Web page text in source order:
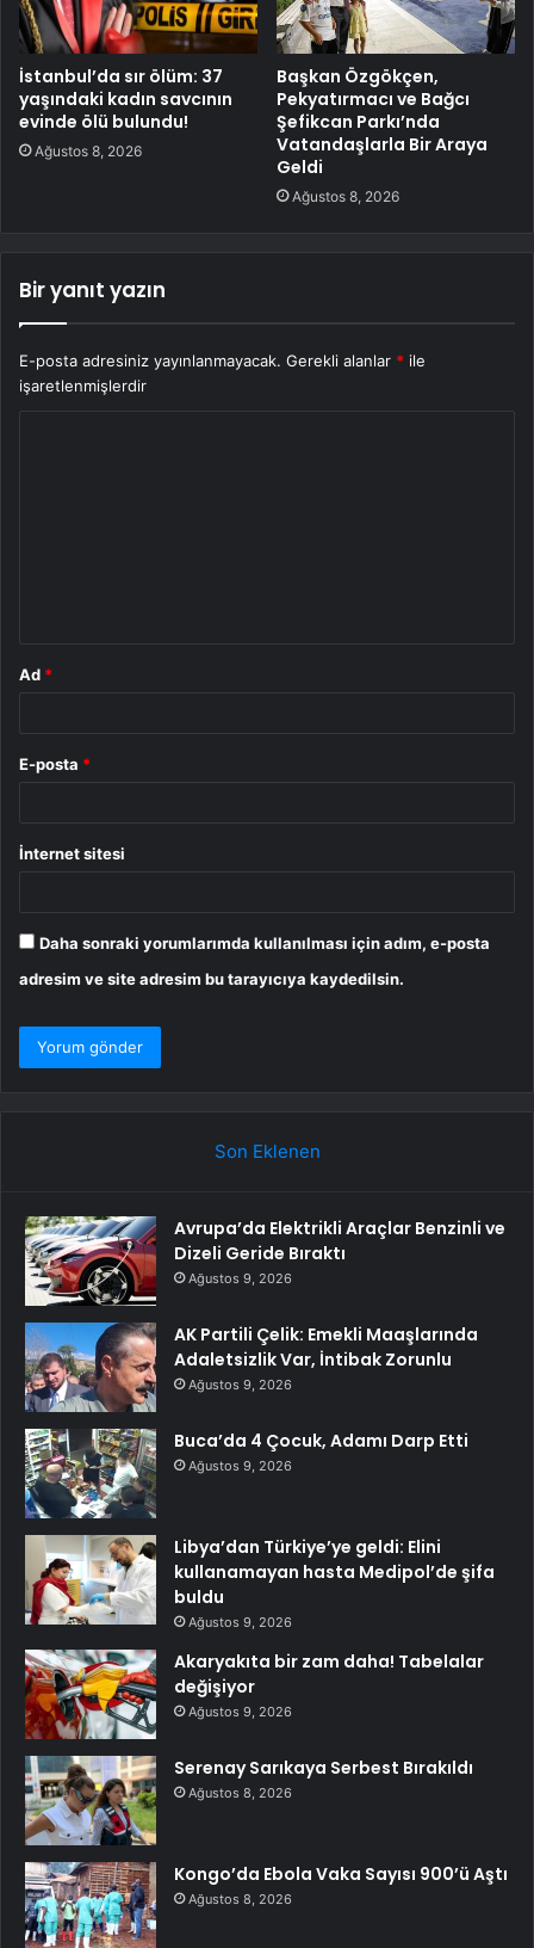
İstanbul’da sır ölüm: 37
yaşındaki kadın savcının
evinde ölü bulundu!
Ağustos 8, 2026
Başkan Özgökçen,
Pekyatırmacı ve Bağcı
Şefikcan Parkı’nda
Vatandaşlarla Bir Araya
Geldi
Ağustos 8, 2026
Bir yanıt yazın
E-posta adresiniz yayınlanmayacak. Gerekli alanlar * ile
işaretlenmişlerdir
Ad *
E-posta *
İnternet sitesi
Daha sonraki yorumlarımda kullanılması için adım, e-posta
adresim ve site adresim bu tarayıcıya kaydedilsin.
Son Eklenen
Avrupa’da Elektrikli Araçlar Benzinli ve
Dizeli Geride Bıraktı
Ağustos 9, 2026
AK Partili Çelik: Emekli Maaşlarında
Adaletsizlik Var, İntibak Zorunlu
Ağustos 9, 2026
Buca’da 4 Çocuk, Adamı Darp Etti
Ağustos 9, 2026
Libya’dan Türkiye’ye geldi: Elini
kullanamayan hasta Medipol’de şifa
buldu
Ağustos 9, 2026
Akaryakıta bir zam daha! Tabelalar
değişiyor
Ağustos 9, 2026
Serenay Sarıkaya Serbest Bırakıldı
Ağustos 8, 2026
Kongo’da Ebola Vaka Sayısı 900’ü Aştı
Ağustos 8, 2026